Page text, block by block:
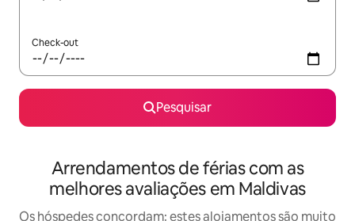
Check-out
Pesquisar
Arrendamentos de férias com as
melhores avaliações em Maldivas
Os hóspedes concordam: estes alojamentos são muito